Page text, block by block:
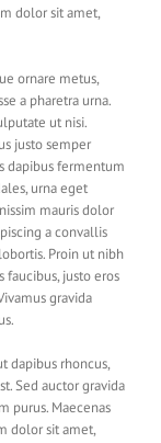
dolor sit amet,
ornare metus,
a pharetra urna.
ut nisi.
justo semper
dapibus fermentum
urna eget
mauris dolor
a convallis
Proin ut nibh
faucibus, justo eros
gravida
dapibus rhoncus,
Sed auctor gravida
purus. Maecenas
dolor sit amet,